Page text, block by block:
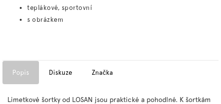
teplákové, sportovní
s obrázkem
Popis Diskuze Značka
Limetkové šortky od LOSAN jsou praktické a pohodlné. K šortkám